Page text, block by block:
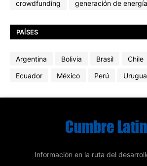
crowdfunding
generación de energía
PAÍSES
Argentina Bolivia Brasil Chile
Ecuador
México Perú
Información en la ruta del